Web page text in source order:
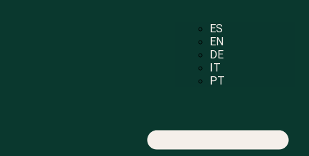
ES
EN
DE
IT
PT